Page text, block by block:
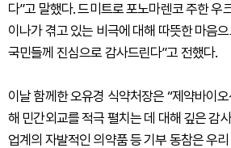
다”고 말했다. 드미트로 포노마렌코 주한 우
이나가 겪고 있는 비극에 대해 따뜻한 마음
국민들께 진심으로 감사드린다”고 전했다.
이날 함께한 오유경 식약처장은 “제약바이
해 민간외교를 적극 펼치는 데 대해 깊은 감
업계의 자발적인 의약품 등 기부 동참은 우